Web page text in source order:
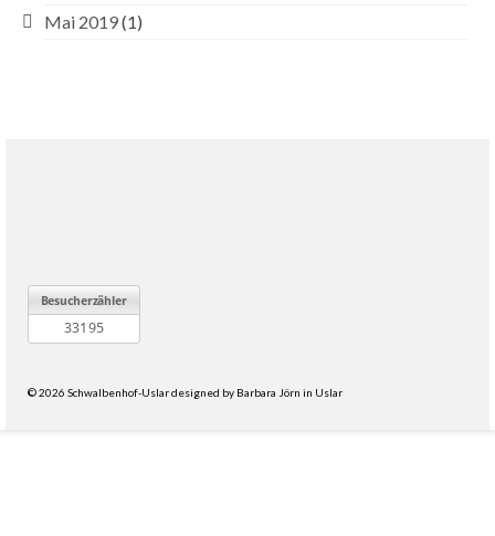
Mai 2019(1)
© 2026 Schwalbenhof-Uslar designed by Barbara Jörn in Uslar